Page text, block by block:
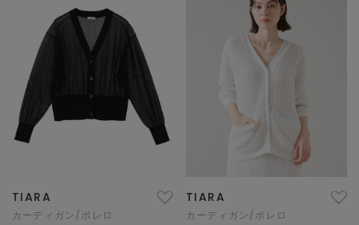
TIARA
カーディガン/ボレロ
TIARA
カーディガン/ボレロ